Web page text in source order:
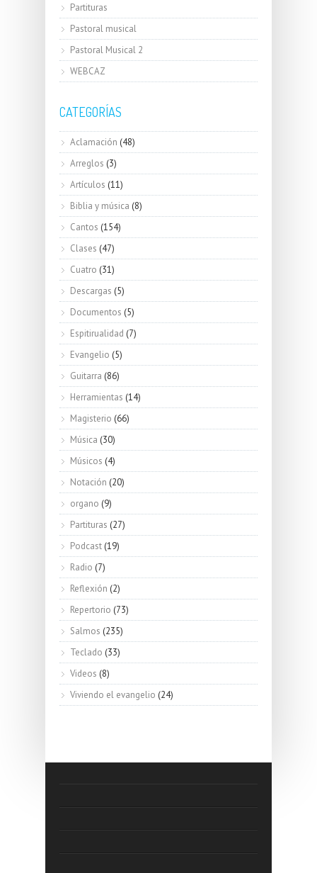
Partituras
Pastoral musical
Pastoral Musical 2
WEBCAZ
CATEGORÍAS
Aclamación (48)
Arreglos (3)
Artículos (11)
Biblia y música (8)
Cantos (154)
Clases (47)
Cuatro (31)
Descargas (5)
Documentos (5)
Espitirualidad (7)
Evangelio (5)
Guitarra (86)
Herramientas (14)
Magisterio (66)
Música (30)
Músicos (4)
Notación (20)
organo (9)
Partituras (27)
Podcast (19)
Radio (7)
Reflexión (2)
Repertorio (73)
Salmos (235)
Teclado (33)
Videos (8)
Viviendo el evangelio (24)